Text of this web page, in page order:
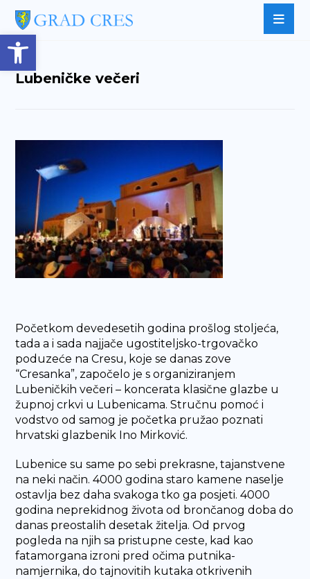
Open toolbar
Lubeničke večeri
Početkom devedesetih godina prošlog stoljeća,
tada a i sada najjače ugostiteljsko-trgovačko
poduzeće na Cresu, koje se danas zove
“Cresanka”, započelo je s organiziranjem
Lubeničkih večeri – koncerata klasične glazbe u
župnoj crkvi u Lubenicama. Stručnu pomoć i
vodstvo od samog je početka pružao poznati
hrvatski glazbenik Ino Mirković.
Lubenice su same po sebi prekrasne, tajanstvene
na neki način. 4000 godina staro kamene naselje
ostavlja bez daha svakoga tko ga posjeti. 4000
godina neprekidnog života od brončanog doba do
danas preostalih desetak žitelja. Od prvog
pogleda na njih sa pristupne ceste, kad kao
fatamorgana izroni pred očima putnika-
namjernika, do tajnovitih kutaka otkrivenih